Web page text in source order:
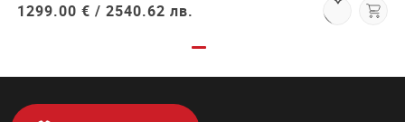
1299.00 € / 2540.62 лв.